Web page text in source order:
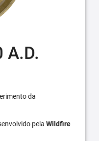
A.D.
da
pela Wildfire